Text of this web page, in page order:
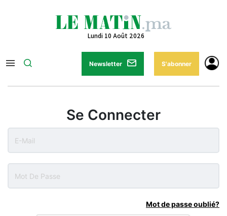
Lundi 10 Août 2026
Newsletter S'abonner
Se Connecter
Mot de passe oublié?